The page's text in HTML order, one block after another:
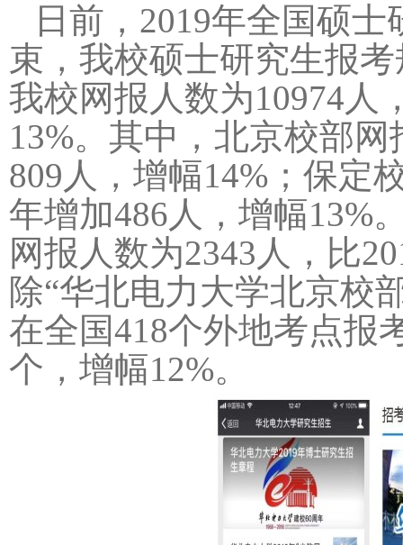
日前，2019年全国硕
束，我校硕士研究生报
我校网报人数为10974人
13%。其中，北京校部
809人，增幅14%；保定
年增加486人，增幅13%
网报人数为2343人，比
除“华北电力大学北京校
在全国418个外地考点报
个，增幅12%。